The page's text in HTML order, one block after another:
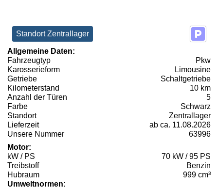
Standort Zentrallager
Allgemeine Daten:
Fahrzeugtyp
Pkw
Karosserieform
Limousine
Getriebe
Schaltgetriebe
Kilometerstand
10 km
Anzahl der Türen
5
Farbe
Schwarz
Standort
Zentrallager
Lieferzeit
ab ca. 11.08.2026
Unsere Nummer
63996
Motor:
kW / PS
70 kW / 95 PS
Treibstoff
Benzin
Hubraum
999 cm³
Umweltnormen: